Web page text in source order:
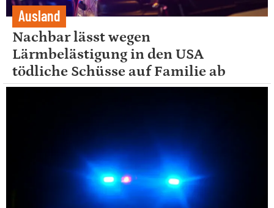
Ausland
Nachbar lässt wegen
Lärmbelästigung in den USA
tödliche Schüsse auf Familie ab